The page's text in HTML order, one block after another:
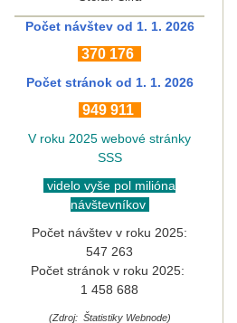
Počet návštev od 1. 1. 2026
370 176
Počet stránok od 1. 1. 2026
949 911
V roku 2025 webové stránky
SSS
videlo vyše pol milióna
návštevníkov
Počet návštev v roku 2025:
547 263
Počet stránok v roku 2025:
1 458 688
(Zdroj: Štatistiky Webnode)